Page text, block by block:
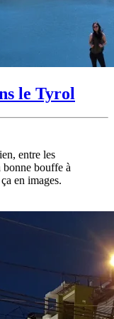
le Tyrol
entre les
bonne bouffe à
en images.